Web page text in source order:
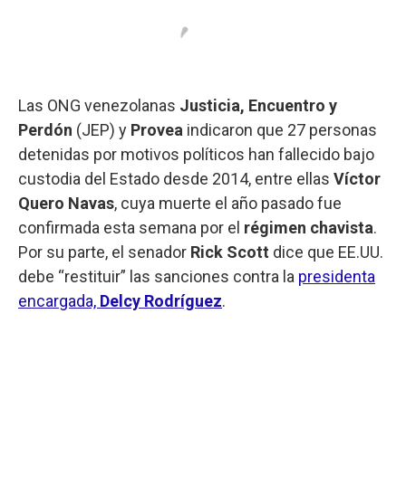
Las ONG venezolanas Justicia, Encuentro y
Perdón (JEP) y Provea indicaron que 27 personas
detenidas por motivos políticos han fallecido bajo
custodia del Estado desde 2014, entre ellas Víctor
Quero Navas, cuya muerte el año pasado fue
confirmada esta semana por el régimen chavista.
Por su parte, el senador Rick Scott dice que EE.UU.
debe “restituir” las sanciones contra la presidenta
encargada, Delcy Rodríguez.